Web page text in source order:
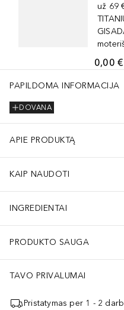
už 69
0,00 €
PAPILDOMA INFORMACIJA
DOVANA
APIE PRODUKTĄ
KAIP NAUDOTI
INGREDIENTAI
PRODUKTO SAUGA
TAVO PRIVALUMAI
Pristatymas per 1 - 2